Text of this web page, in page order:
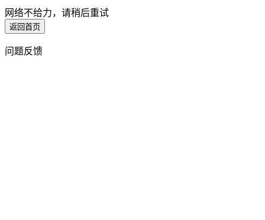
网络不给力，请稍后重试
返回首页
问题反馈